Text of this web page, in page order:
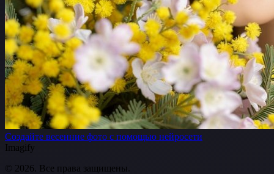
Создайте весенние фото с помощью нейросети
Imagify
© 2026. Все права защищены.